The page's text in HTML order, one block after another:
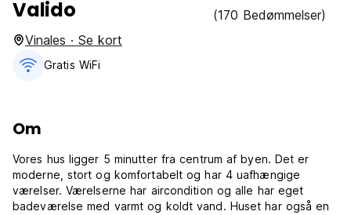
Valido
(170 Bedømmelser)
Vinales · Se kort
Gratis WiFi
Om
Vores hus ligger 5 minutter fra centrum af byen. Det er
moderne, stort og komfortabelt og har 4 uafhængige
værelser. Værelserne har aircondition og alle har eget
badeværelse med varmt og koldt vand. Huset har også en